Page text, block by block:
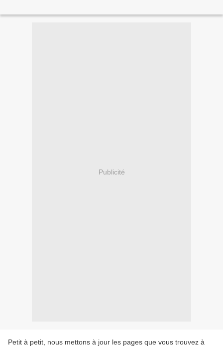
Publicité
Petit à petit, nous mettons à jour les pages que vous trouvez à